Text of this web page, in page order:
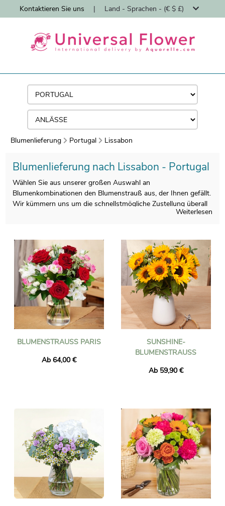
Kontaktieren Sie uns | Land - Sprachen - (€ $ £)
Blumenlieferung Portugal Lissabon
Blumenlieferung nach Lissabon - Portugal
Wählen Sie aus unserer großen Auswahl an
Blumenkombinationen den Blumenstrauß aus, der Ihnen gefällt.
Wir kümmern uns um die schnellstmögliche Zustellung überall
und stellen sicher, dass die gelieferten Blumen frisch und
saisonal sind. Sie können sicher sein, dass der von Ihnen
bestellte Blumenstrauß genau mit dem von uns gelieferten
identisch ist. Um sicherzustellen, dass es dasselbe ist, machen
wir immer ein Foto davon und senden es Ihnen per E-Mail.
Weiterlesen
BLUMENSTRAUSS PARIS
Ab 64,00 €
SUNSHINE-
BLUMENSTRAUSS
Ab 59,90 €